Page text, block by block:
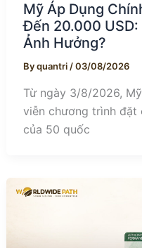
Mỹ Áp Dụng
Đến 20.000 USD:
Ảnh Hưởng?
Byquantri /03/08/2026
Từ ngày 3/8/2026,
viễn chương trình đặt
của 50 quốc